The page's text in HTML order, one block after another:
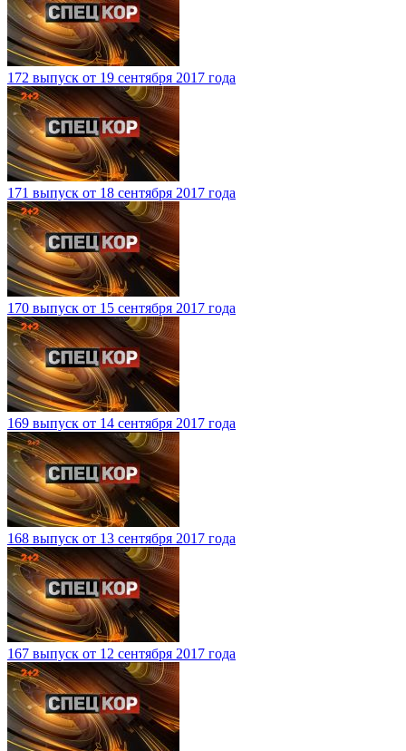
172 выпуск от 19 сентября 2017 года
171 выпуск от 18 сентября 2017 года
170 выпуск от 15 сентября 2017 года
169 выпуск от 14 сентября 2017 года
168 выпуск от 13 сентября 2017 года
167 выпуск от 12 сентября 2017 года